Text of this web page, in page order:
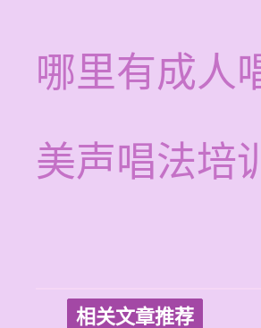
哪里有成人
美声唱法培
相关文章推荐